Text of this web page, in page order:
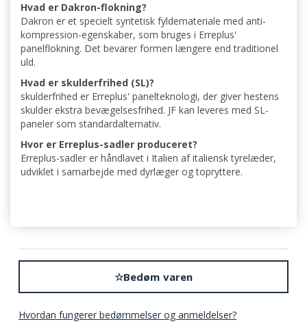
Hvad er Dakron-flokning?
Dakron er et specielt syntetisk fyldemateriale med anti-
kompression-egenskaber, som bruges i Erreplus'
panelflokning. Det bevarer formen længere end traditionel
uld.
Hvad er skulderfrihed (SL)?
skulderfrihed er Erreplus' panelteknologi, der giver hestens
skulder ekstra bevægelsesfrihed. JF kan leveres med SL-
paneler som standardalternativ.
Hvor er Erreplus-sadler produceret?
Erreplus-sadler er håndlavet i Italien af italiensk tyrelæder,
udviklet i samarbejde med dyrlæger og topryttere.
☆Bedøm varen
Hvordan fungerer bedømmelser og anmeldelser?